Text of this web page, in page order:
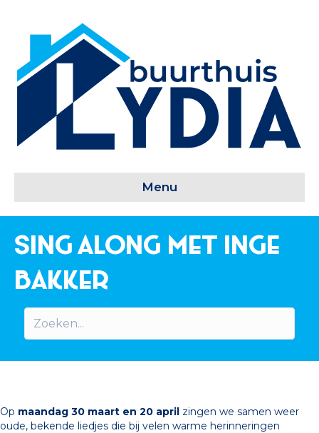
Menu
Sing Along met Inge
Bakker
Op maandag 30 maart en 20 april zingen we samen weer
oude, bekende liedjes die bij velen warme herinneringen